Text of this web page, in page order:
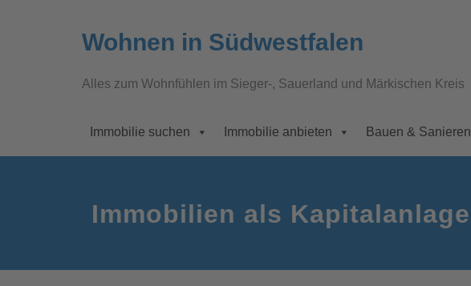
Wohnen in Südwestfalen
Alles zum Wohnfühlen im Sieger-, Sauerland und Märkischen Kreis
Immobilie suchen Immobilie anbieten Bauen & Sanieren
Immobilien als Kapitalanlage